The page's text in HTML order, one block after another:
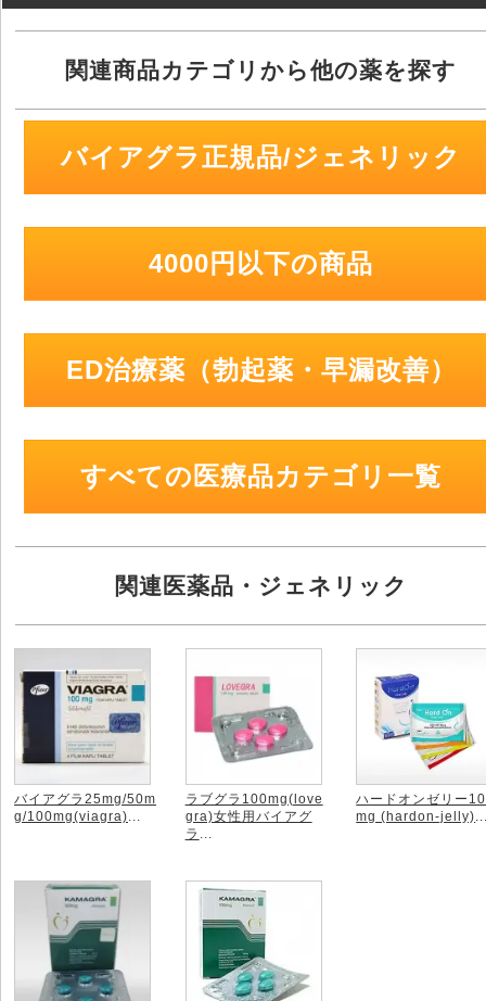
関連商品カテゴリから他の薬を探す
バイアグラ正規品/ジェネリック
4000円以下の商品
ED治療薬（勃起薬・早漏改善）
すべての医療品カテゴリ一覧
関連医薬品・ジェネリック
バイアグラ25mg/50m
g/100mg(viagra)
ラブグラ100mg(love
gra)女性用バイアグ
ラ
ハードオンゼリー
mg (hardon-jelly)